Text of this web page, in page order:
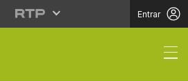
Entrar